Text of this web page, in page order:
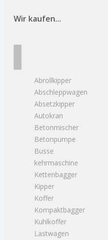
Wir kaufen...
Abrollkipper
Abschleppwagen
Absetzkipper
Autokran
Betonmischer
Betonpumpe
Busse
kehrmaschine
Kettenbagger
Kipper
Koffer
Kompaktbagger
Kuhlkoffer
Lastwagen